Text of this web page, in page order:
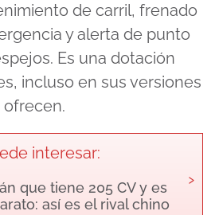
de carril, frenado
y alerta de punto
Es una dotación
incluso en sus versiones
interesar:
que tiene 205 CV y es
así es el rival chino
›